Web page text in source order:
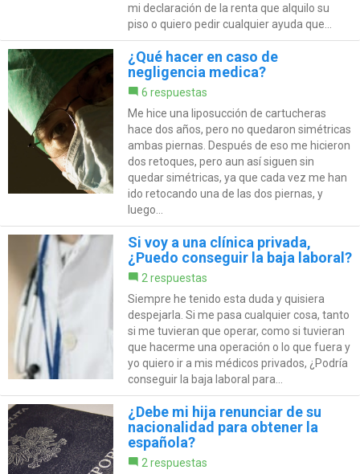
mi declaración de la renta que alquilo su
piso o quiero pedir cualquier ayuda que...
¿Qué hacer en caso de
negligencia medica?
6 respuestas
Me hice una liposucción de cartucheras
hace dos años, pero no quedaron simétricas
ambas piernas. Después de eso me hicieron
dos retoques, pero aun así siguen sin
quedar simétricas, ya que cada vez me han
ido retocando una de las dos piernas, y
luego...
Si voy a una clínica privada,
¿Puedo conseguir la baja laboral?
2 respuestas
Siempre he tenido esta duda y quisiera
despejarla. Si me pasa cualquier cosa, tanto
si me tuvieran que operar, como si tuvieran
que hacerme una operación o lo que fuera y
yo quiero ir a mis médicos privados, ¿Podría
conseguir la baja laboral para...
¿Debe mi hija renunciar de su
nacionalidad para obtener la
española?
2 respuestas